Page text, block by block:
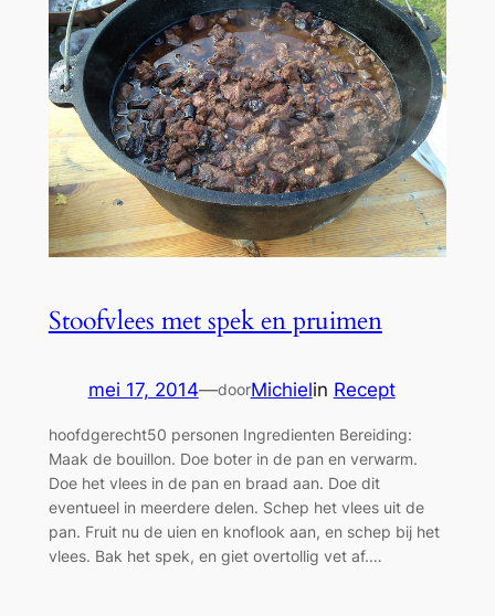
Stoofvlees met spek en pruimen
mei 17, 2014—doorMichielin Recept
hoofdgerecht50 personen Ingredienten Bereiding:
Maak de bouillon. Doe boter in de pan en verwarm.
Doe het vlees in de pan en braad aan. Doe dit
eventueel in meerdere delen. Schep het vlees uit de
pan. Fruit nu de uien en knoflook aan, en schep bij het
vlees. Bak het spek, en giet overtollig vet af.…